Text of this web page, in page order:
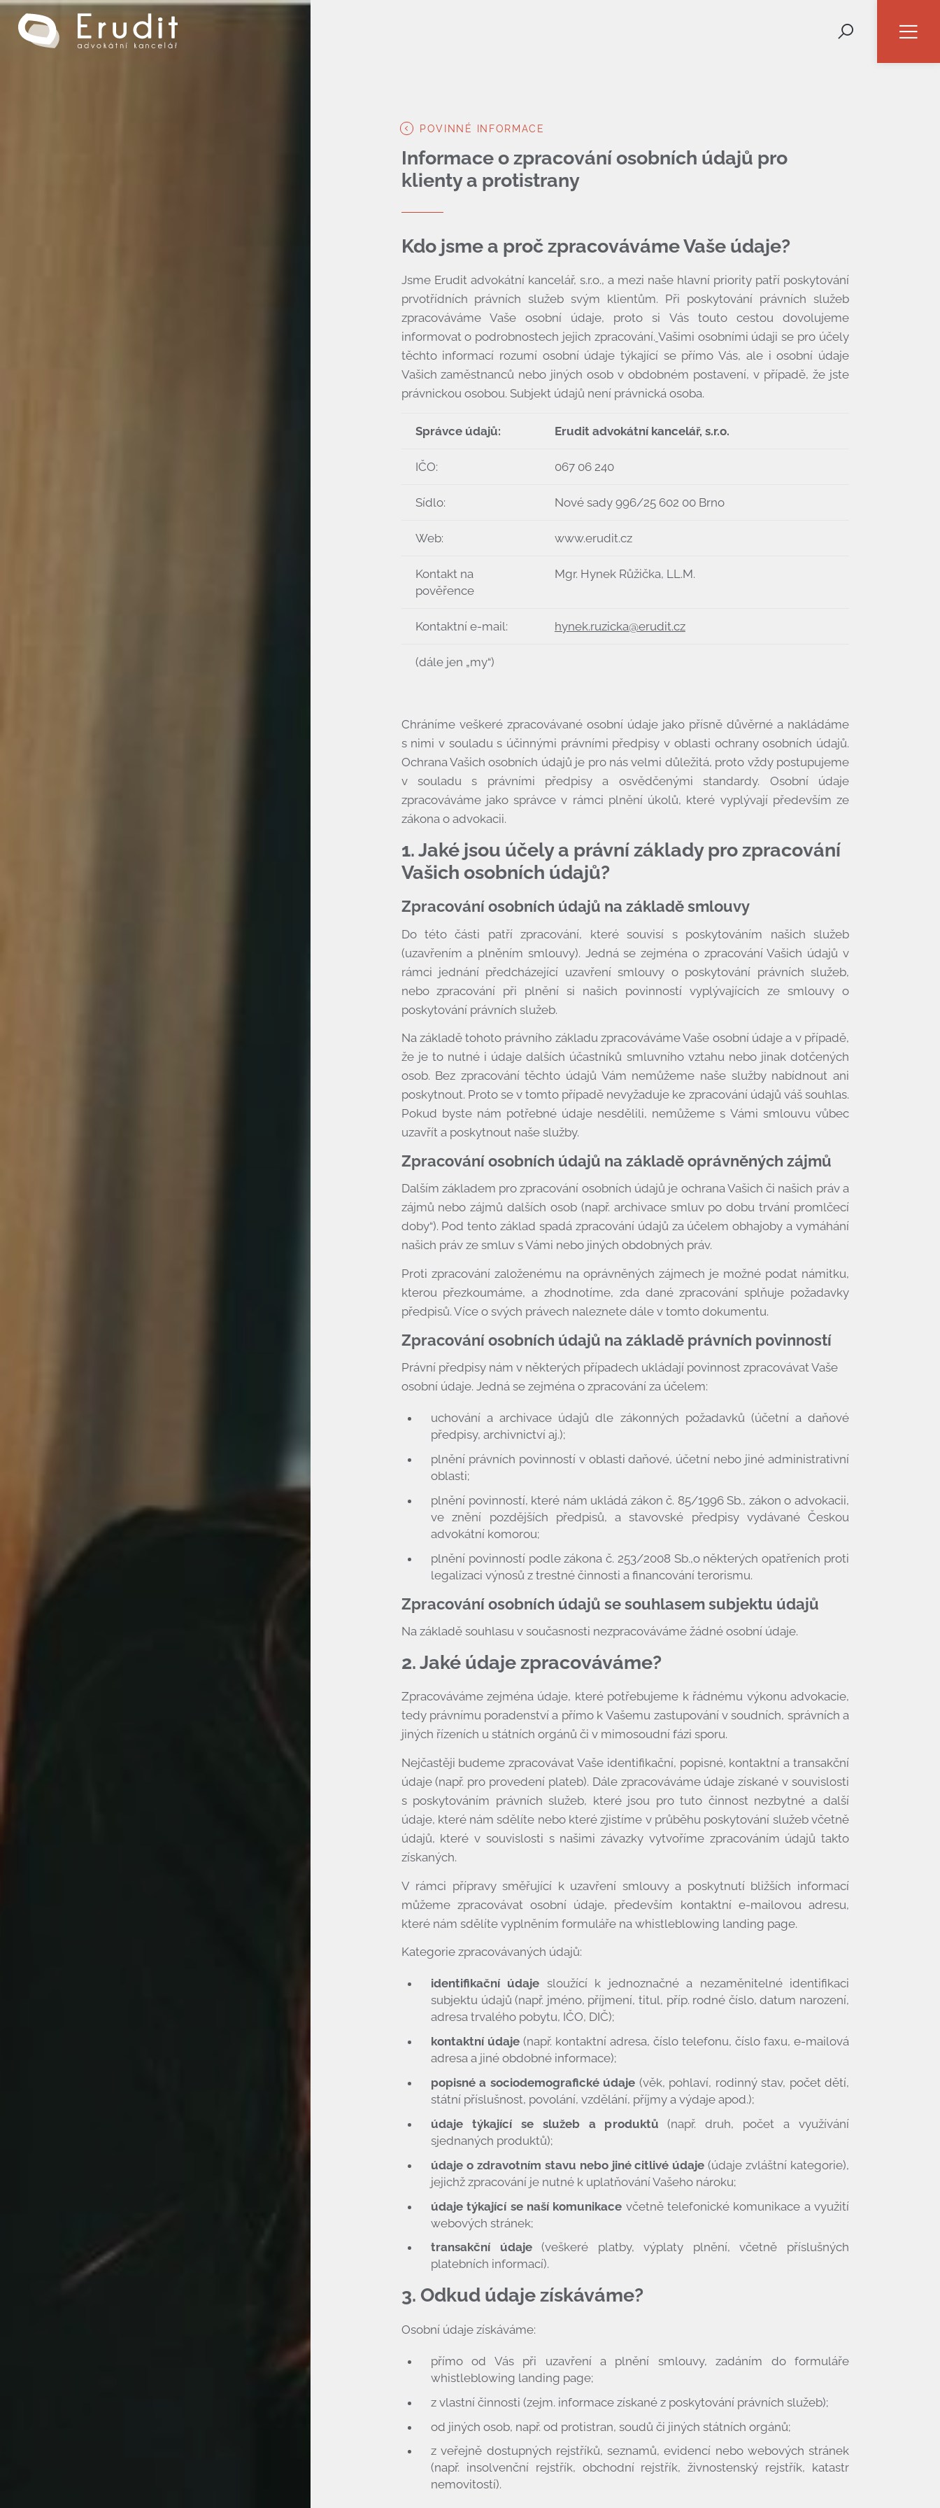
Úvod
Co umíme
Kdo jsme
Cena
Povinné informace
Pro bono
Články
Kontakty
POVINNÉ INFORMACE
Informace o zpracování osobních údajů pro
klienty a protistrany
Kdo jsme a proč zpracováváme Vaše údaje?
Jsme Erudit advokátní kancelář, s.r.o., a mezi naše hlavní priority patří poskytování
prvotřídních právních služeb svým klientům. Při poskytování právních služeb
zpracováváme Vaše osobní údaje, proto si Vás touto cestou dovolujeme
informovat o podrobnostech jejich zpracování. Vašimi osobními údaji se pro účely
těchto informací rozumí osobní údaje týkající se přímo Vás, ale i osobní údaje
Vašich zaměstnanců nebo jiných osob v obdobném postavení, v případě, že jste
právnickou osobou. Subjekt údajů není právnická osoba.
Správce údajů: Erudit advokátní kancelář, s.r.o.
IČO: 067 06 240
Sídlo: Nové sady 996/25 602 00 Brno
Web: www.erudit.cz
Kontakt na
pověřence
Mgr. Hynek Růžička, LL.M.
Kontaktní e-mail: hynek.ruzicka@erudit.cz
(dále jen „my“)
Chráníme veškeré zpracovávané osobní údaje jako přísně důvěrné a nakládáme
s nimi v souladu s účinnými právními předpisy v oblasti ochrany osobních údajů.
Ochrana Vašich osobních údajů je pro nás velmi důležitá, proto vždy postupujeme
v souladu s právními předpisy a osvědčenými standardy. Osobní údaje
zpracováváme jako správce v rámci plnění úkolů, které vyplývají především ze
zákona o advokacii.
1. Jaké jsou účely a právní základy pro zpracování
Vašich osobních údajů?
Zpracování osobních údajů na základě smlouvy
Do této části patří zpracování, které souvisí s poskytováním našich služeb
(uzavřením a plněním smlouvy). Jedná se zejména o zpracování Vašich údajů v
rámci jednání předcházející uzavření smlouvy o poskytování právních služeb,
nebo zpracování při plnění si našich povinností vyplývajících ze smlouvy o
poskytování právních služeb.
Na základě tohoto právního základu zpracováváme Vaše osobní údaje a v případě,
že je to nutné i údaje dalších účastníků smluvního vztahu nebo jinak dotčených
osob. Bez zpracování těchto údajů Vám nemůžeme naše služby nabídnout ani
poskytnout. Proto se v tomto případě nevyžaduje ke zpracování údajů váš souhlas.
Pokud byste nám potřebné údaje nesdělili, nemůžeme s Vámi smlouvu vůbec
uzavřít a poskytnout naše služby.
Zpracování osobních údajů na základě oprávněných zájmů
Dalším základem pro zpracování osobních údajů je ochrana Vašich či našich práv a
zájmů nebo zájmů dalších osob (např. archivace smluv po dobu trvání promlčecí
doby“). Pod tento základ spadá zpracování údajů za účelem obhajoby a vymáhání
našich práv ze smluv s Vámi nebo jiných obdobných práv.
Proti zpracování založenému na oprávněných zájmech je možné podat námitku,
kterou přezkoumáme, a zhodnotíme, zda dané zpracování splňuje požadavky
předpisů. Více o svých právech naleznete dále v tomto dokumentu.
Zpracování osobních údajů na základě právních povinností
Právní předpisy nám v některých případech ukládají povinnost zpracovávat Vaše
osobní údaje. Jedná se zejména o zpracování za účelem:
uchování a archivace údajů dle zákonných požadavků (účetní a daňové
předpisy, archivnictví aj.);
plnění právních povinností v oblasti daňové, účetní nebo jiné administrativní
oblasti;
plnění povinností, které nám ukládá zákon č. 85/1996 Sb., zákon o advokacii,
ve znění pozdějších předpisů, a stavovské předpisy vydávané Českou
advokátní komorou;
plnění povinností podle zákona č. 253/2008 Sb.,o některých opatřeních proti
legalizaci výnosů z trestné činnosti a financování terorismu.
Zpracování osobních údajů se souhlasem subjektu údajů
Na základě souhlasu v současnosti nezpracováváme žádné osobní údaje.
2. Jaké údaje zpracováváme?
Zpracováváme zejména údaje, které potřebujeme k řádnému výkonu advokacie,
tedy právnímu poradenství a přímo k Vašemu zastupování v soudních, správních a
jiných řízeních u státních orgánů či v mimosoudní fázi sporu.
Nejčastěji budeme zpracovávat Vaše identifikační, popisné, kontaktní a transakční
údaje (např. pro provedení plateb). Dále zpracováváme údaje získané v souvislosti
s poskytováním právních služeb, které jsou pro tuto činnost nezbytné a další
údaje, které nám sdělíte nebo které zjistíme v průběhu poskytování služeb včetně
údajů, které v souvislosti s našimi závazky vytvoříme zpracováním údajů takto
získaných.
V rámci přípravy směřující k uzavření smlouvy a poskytnutí bližších informací
můžeme zpracovávat osobní údaje, především kontaktní e-mailovou adresu,
které nám sdělíte vyplněním formuláře na whistleblowing landing page.
Kategorie zpracovávaných údajů:
identifikační údaje sloužící k jednoznačné a nezaměnitelné identifikaci
subjektu údajů (např. jméno, příjmení, titul, příp. rodné číslo, datum narození,
adresa trvalého pobytu, IČO, DIČ);
kontaktní údaje (např. kontaktní adresa, číslo telefonu, číslo faxu, e-mailová
adresa a jiné obdobné informace);
popisné a sociodemografické údaje (věk, pohlaví, rodinný stav, počet dětí,
státní příslušnost, povolání, vzdělání, příjmy a výdaje apod.);
údaje týkající se služeb a produktů (např. druh, počet a využívání
sjednaných produktů);
údaje o zdravotním stavu nebo jiné citlivé údaje (údaje zvláštní kategorie),
jejichž zpracování je nutné k uplatňování Vašeho nároku;
údaje týkající se naší komunikace včetně telefonické komunikace a využití
webových stránek;
transakční údaje(veškeré platby, výplaty plnění, včetně příslušných
platebních informací).
3. Odkud údaje získáváme?
Osobní údaje získáváme:
přímo od Vás při uzavření a plnění smlouvy, zadáním do formuláře
whistleblowing landing page;
z vlastní činnosti (zejm. informace získané z poskytování právních služeb);
od jiných osob, např. od protistran, soudů či jiných státních orgánů;
z veřejně dostupných rejstříků, seznamů, evidencí nebo webových stránek
(např. insolvenční rejstřík, obchodní rejstřík, živnostenský rejstřík, katastr
nemovitostí).